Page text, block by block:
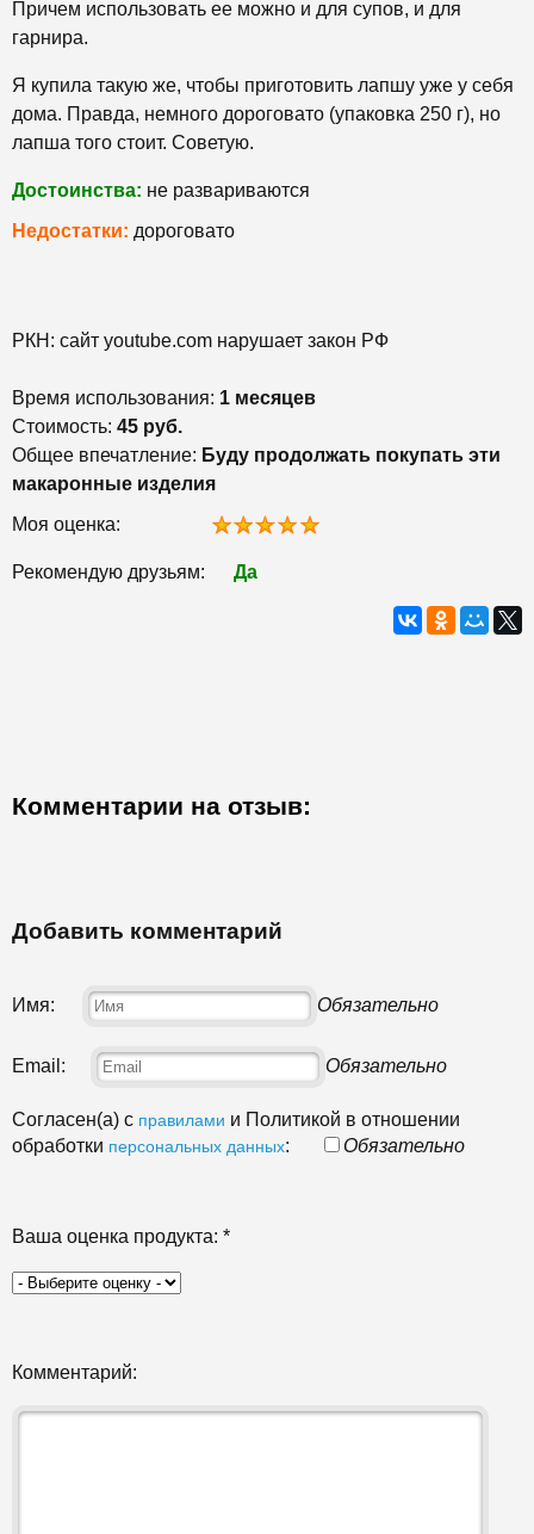
Причем использовать ее можно и для супов, и для
гарнира.
Я купила такую же, чтобы приготовить лапшу уже у себя
дома. Правда, немного дороговато (упаковка 250 г), но
лапша того стоит. Советую.
Достоинства: не развариваются
Недостатки: дороговато
РКН: сайт youtube.com нарушает закон РФ
Время использования: 1 месяцев
Стоимость: 45 руб.
Общее впечатление: Буду продолжать покупать эти
макаронные изделия
Моя оценка:
Рекомендую друзьям: Да
Комментарии на отзыв:
Добавить комментарий
Имя: Обязательно
Email: Обязательно
Согласен(а) с правилами и Политикой в отношении
обработки персональных данных: Обязательно
Ваша оценка продукта: *
Комментарий: